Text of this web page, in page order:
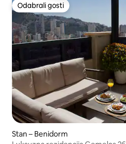
Odabrali gosti
Odabrali gosti
Stan – Benidorm